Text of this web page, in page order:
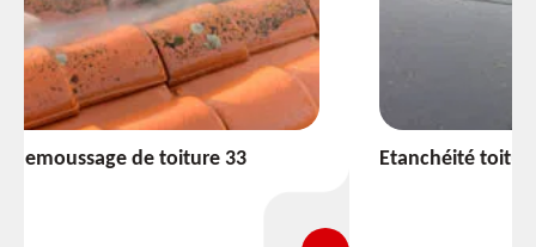
Etanchéité toiture 33